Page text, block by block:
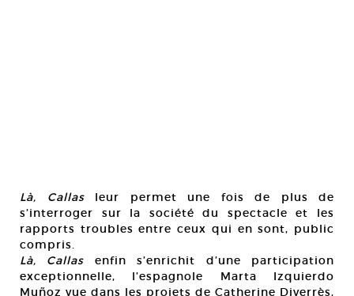
Là, Callas leur permet une fois de plus de
s’interroger sur la société du spectacle et les
rapports troubles entre ceux qui en sont, public
compris.
Là, Callas enfin s’enrichit d’une participation
exceptionnelle, l’espagnole Marta Izquierdo
Muñoz vue dans les projets de Catherine Diverrès,